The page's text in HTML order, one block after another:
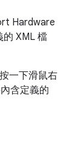
Hardware
的 XML 檔
一下滑鼠右
含定義的